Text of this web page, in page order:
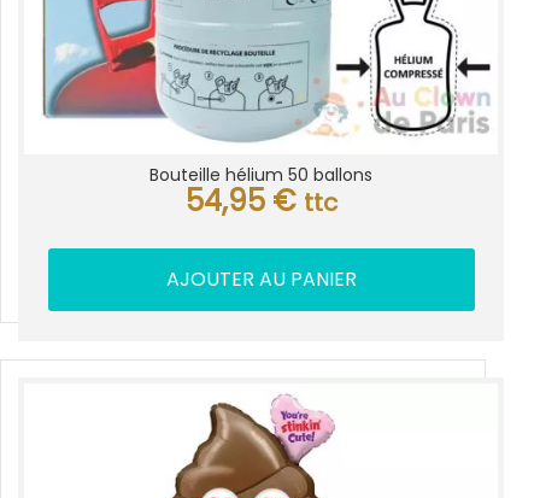
Bouteille hélium 50 ballons
54,95 € ttc
AJOUTER AU PANIER